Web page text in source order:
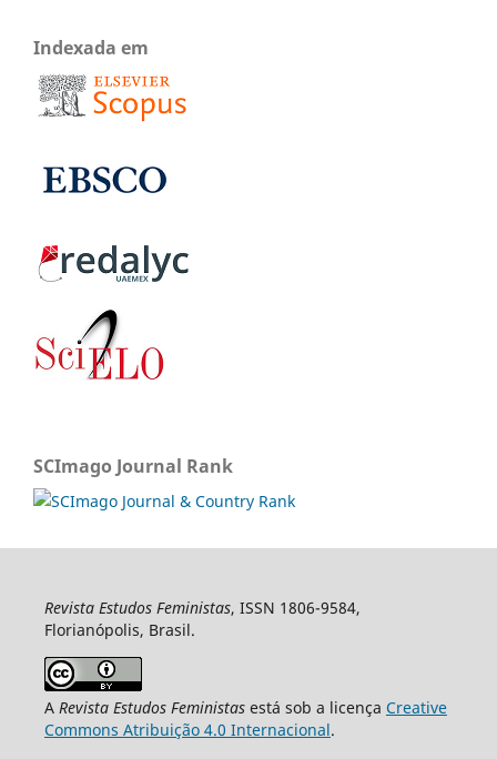
Indexada em
SCImago Journal Rank
Revista Estudos Feministas, ISSN 1806-9584,
Florianópolis, Brasil.
A Revista Estudos Feministasestá sob a licença Creative
Commons Atribuição 4.0 Internacional.